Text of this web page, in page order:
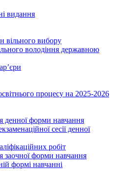
видання
вільного вибору
володіння державною
процесу на 2025-2026
денної форми навчання
сесії денної
робіт
заочної форми навчання
формі навчанні